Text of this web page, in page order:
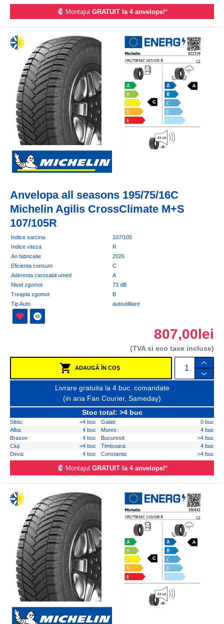
Montajul GRATUIT la 4 anvelope!*
Anvelopa all seasons 195/75/16C
Michelin Agilis CrossClimate M+S
107/105R
Indice sarcina
107/105
Indice viteza
R
An fabricatie
2026
Eficienta consum
C
Aderenta carosabil umed
A
Nivel zgomot
73 dB
Treapta zgomot
B
Tip Auto
autoutilitare
807,00lei
(TVA si eco taxe incluse)
ADAUGĂ ÎN COŞ
Livrare gratuita la 4 buc. comandate
(in aria Fan Courier, Sameday)
Stoc total: >4 buc
Sibiu: >4 buc Galati:
0 buc
Alba:
4 buc Mures:
4 buc
Brasov:
4 buc Bucuresti:
>4 buc
Cluj:
>4 buc Timisoara:
4 buc
Deva:
4 buc Constanta: >4 buc
Montajul GRATUIT la 4 anvelope!*